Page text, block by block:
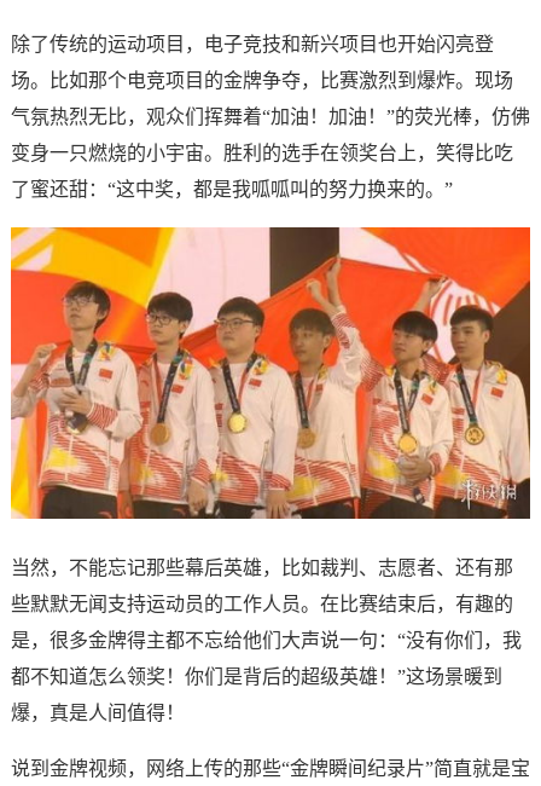
除了传统的运动项目，电子竞技和新兴项目也开始闪亮登
场。比如那个电竞项目的金牌争夺，比赛激烈到爆炸。现场
气氛热烈无比，观众们挥舞着“加油！加油！”的荧光棒，仿佛
变身一只燃烧的小宇宙。胜利的选手在领奖台上，笑得比吃
了蜜还甜：“这中奖，都是我呱呱叫的努力换来的。”
当然，不能忘记那些幕后英雄，比如裁判、志愿者、还有那
些默默无闻支持运动员的工作人员。在比赛结束后，有趣的
是，很多金牌得主都不忘给他们大声说一句：“没有你们，我
都不知道怎么领奖！你们是背后的超级英雄！”这场景暖到
爆，真是人间值得！
说到金牌视频，网络上传的那些“金牌瞬间纪录片”简直就是宝